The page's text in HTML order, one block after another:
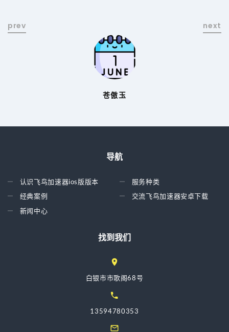
苍傲玉
导航
认识飞鸟加速器ios版版本
经典案例
新闻中心
服务种类
交流飞鸟加速器安卓下载
找到我们
白银市市歌阁68号
13594780353